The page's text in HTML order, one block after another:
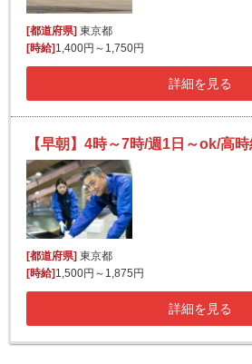
[都道府県]東京都
[時給]1,400円～1,750円
詳細を見る
[都道府県] 東京都
[時給] 1,500円～1,875円
詳細を見る